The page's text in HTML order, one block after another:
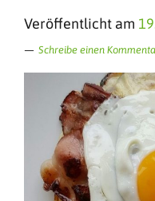
Veröffentlicht am
Schreibe einen